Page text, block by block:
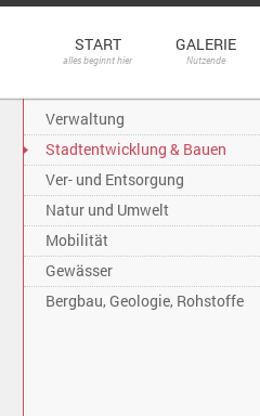
START
alles beginnt hier
GALERIE
Nutzende
Verwaltung
Stadtentwicklung & Bauen
Ver- und Entsorgung
Natur und Umwelt
Mobilität
Gewässer
Bergbau, Geologie, Rohstoffe